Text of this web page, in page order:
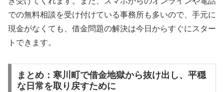
での無料相談を受け付けている事務所も多いので、手元に
現金がなくても、借金問題の解決は今日からすぐにスター
トできます。
まとめ：寒川町で借金地獄から抜け出し、平穏
な日常を取り戻すために